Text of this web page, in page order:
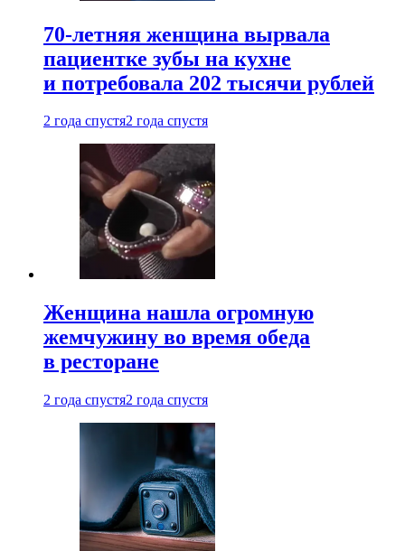
70-летняя женщина вырвала
пациентке зубы на кухне
и потребовала 202 тысячи рублей
2 года спустя2 года спустя
Женщина нашла огромную
жемчужину во время обеда
в ресторане
2 года спустя2 года спустя